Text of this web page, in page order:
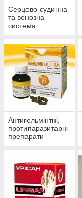
Серцево-судинна
та венозна
система
Антигельмінтні,
протипаразитарні
препарати